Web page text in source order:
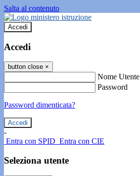
Salta al contenuto
Accedi
Accedi
button close ×
Nome Utente
Password
Password dimenticata?
-
Entra con SPID Entra con CIE
Seleziona utente